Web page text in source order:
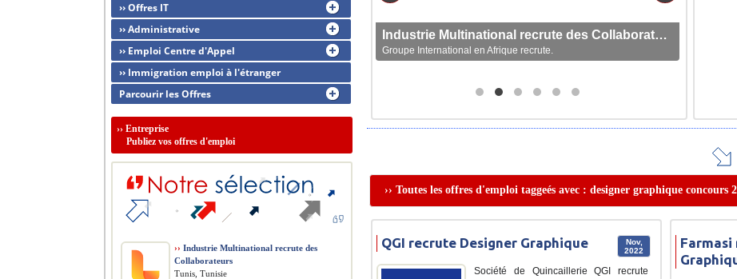
Industrie Multinational recrute des Collaborateurs
Groupe International en Afrique recrute.
›› Toutes les offres d'emploi taggeés avec : designer graphique concours
Nov,
2022
QGI recrute Designer Graphique
Société de Quincaillerie QGI recrute
Farmasi
›› Offres IT
›› Administrative
›› Emploi Centre d'Appel
›› Immigration emploi à l'étranger
Parcourir les Offres
›› Entreprise
Publiez vos offres d'emploi
›› Industrie Multinational recrute des
Collaborateurs
Tunis, Tunisie